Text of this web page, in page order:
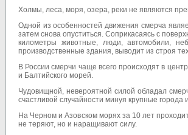
Холмы, леса, моря, озера, реки не являются
Одной из особенностей движения смерча
затем снова опуститься. Соприкасаясь с
километры животные, люди, автомобили,
производственные здания, выводит из строя
В России смерчи чаще всего происходят в
и Балтийского морей.
Чудовищной, невероятной силой обладал
счастливой случайности минуя крупные
На Черном и Азовском морях за 10 лет
не теряют, но и наращивают силу.